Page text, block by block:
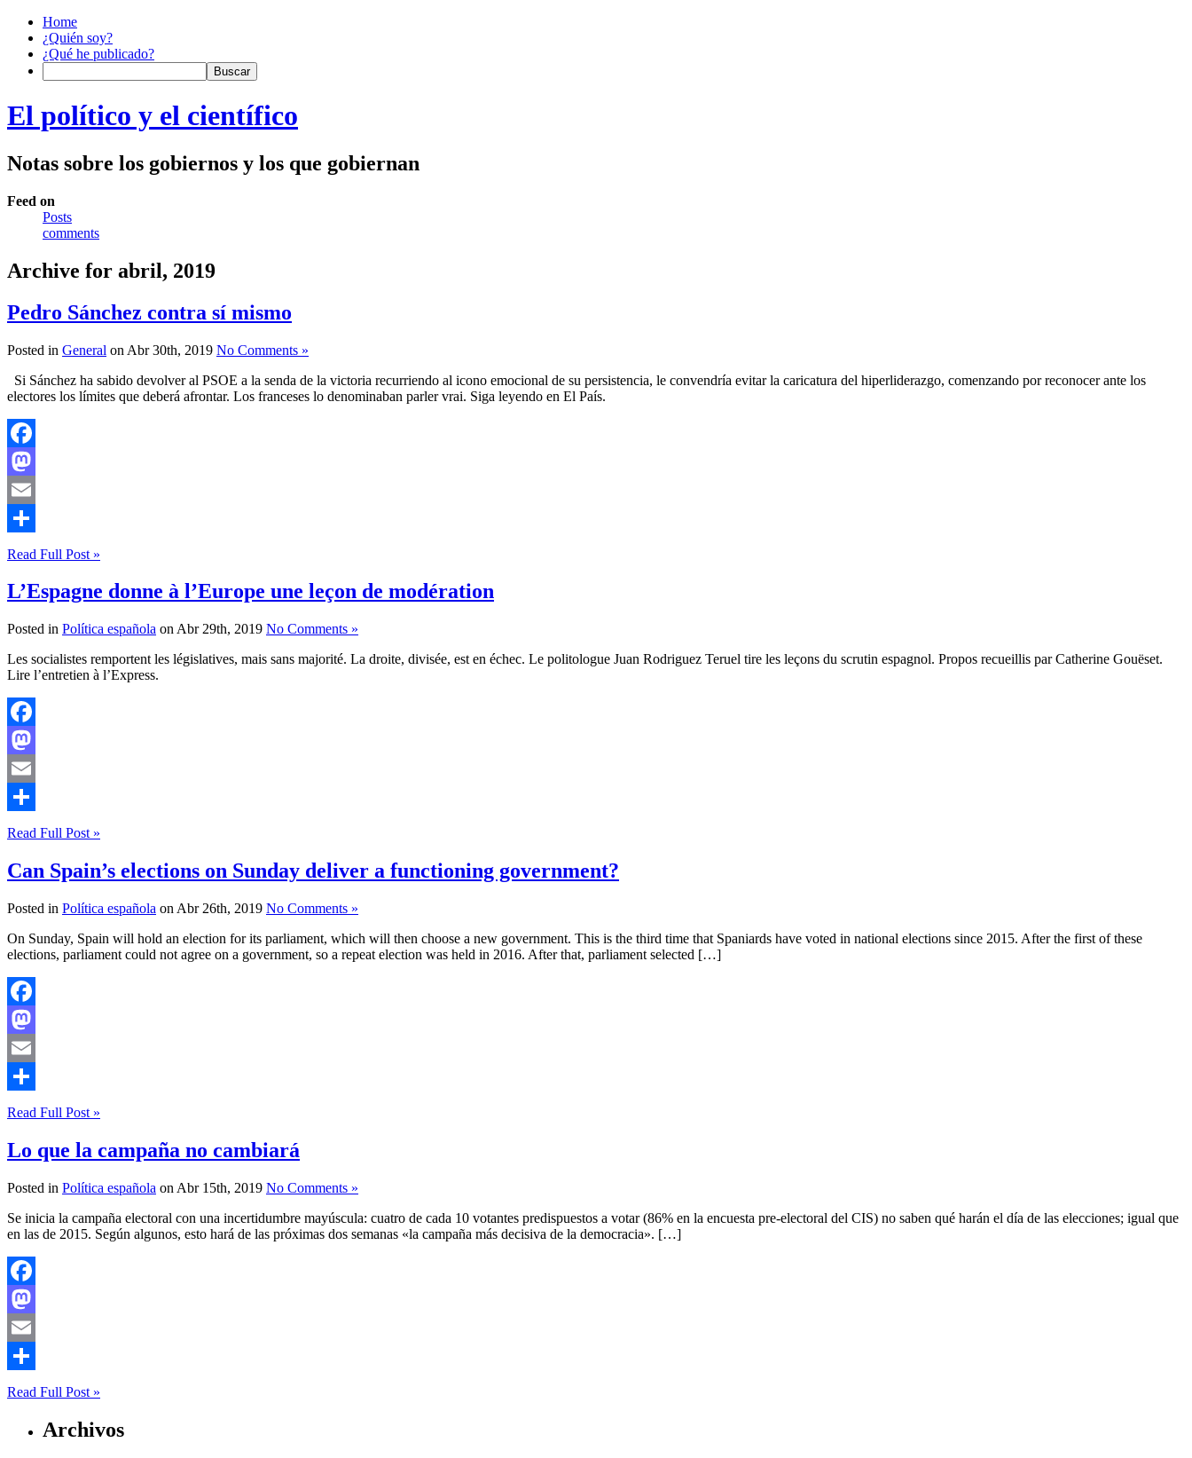
Home
¿Quién soy?
¿Qué he publicado?
El político y el científico
Notas sobre los gobiernos y los que gobiernan
Feed on
Posts
comments
Archive for abril, 2019
Pedro Sánchez contra sí mismo
Posted in General on Abr 30th, 2019 No Comments »
Si Sánchez ha sabido devolver al PSOE a la senda de la victoria recurriendo al icono emocional de su persistencia, le convendría evitar la caricatura del hiperliderazgo, comenzando por reconocer ante los
electores los límites que deberá afrontar. Los franceses lo denominaban parler vrai. Siga leyendo en El País.
Facebook
Mastodon
Email
Compartir
Read Full Post »
L’Espagne donne à l’Europe une leçon de modération
Posted in Política española on Abr 29th, 2019 No Comments »
Les socialistes remportent les législatives, mais sans majorité. La droite, divisée, est en échec. Le politologue Juan Rodriguez Teruel tire les leçons du scrutin espagnol. Propos recueillis par Catherine Gouëset.
Lire l’entretien à l’Express.
Facebook
Mastodon
Email
Compartir
Read Full Post »
Can Spain’s elections on Sunday deliver a functioning government?
Posted in Política española on Abr 26th, 2019 No Comments »
On Sunday, Spain will hold an election for its parliament, which will then choose a new government. This is the third time that Spaniards have voted in national elections since 2015. After the first of these
elections, parliament could not agree on a government, so a repeat election was held in 2016. After that, parliament selected […]
Facebook
Mastodon
Email
Compartir
Read Full Post »
Lo que la campaña no cambiará
Posted in Política española on Abr 15th, 2019 No Comments »
Se inicia la campaña electoral con una incertidumbre mayúscula: cuatro de cada 10 votantes predispuestos a votar (86% en la encuesta pre-electoral del CIS) no saben qué harán el día de las elecciones; igual que
en las de 2015. Según algunos, esto hará de las próximas dos semanas «la campaña más decisiva de la democracia». […]
Facebook
Mastodon
Email
Compartir
Read Full Post »
Archivos